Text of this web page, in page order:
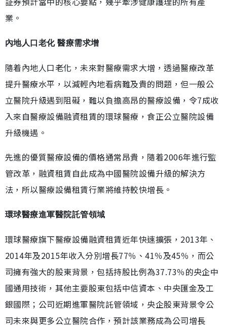
業。
內地人口老化 醫療需求增
隨着內地人口老化，未來對醫療需求大增，透過醫療改革
提升醫療水平，以減輕內地看病難及貴的問題，但一般公
立醫院升級遇到阻礙，難以負擔高昂的醫療設備，令7成收
入來自醫療設備融資租賃的環球醫療，食正公立醫院設備
升級機遇。
先進的優質醫療設備的價格通常昂貴，隨着2006年進行監
管改革，融資租賃自此成為中國醫院設備升級的解決方
法，所以醫療設備租賃行業將維持較快增長。
環球醫療進軍醫院託管領域
環球醫療旗下醫療設備融資租賃近年快速擴張，2013年、
2014年及2015年收入分別增長77％、41％及45％，而公
司擁有強大的股東背景，包括持股比例為37.73％的央企中
國通用技術，其他主要股東包括中信資本、中央匯金及工
銀國際；公司近期進軍醫院託管領域，央企股東背景令公
司未來與更多公立醫院合作，預計該業務成為公司增長